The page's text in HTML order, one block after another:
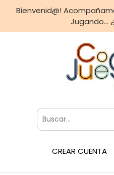
Bienvenid@!
Jugando...
CREAR CUENTA